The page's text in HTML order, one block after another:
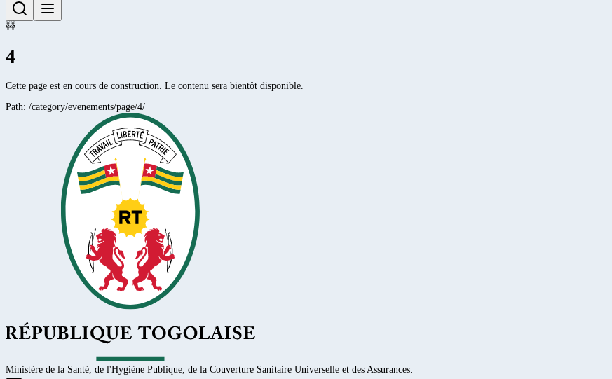
🚧
4
Cette page est en cours de construction. Le contenu sera bientôt disponible.
Path: /category/evenements/page/4/
Ministère de la Santé, de l'Hygiène Publique, de la Couverture Sanitaire Universelle et des Assurances.